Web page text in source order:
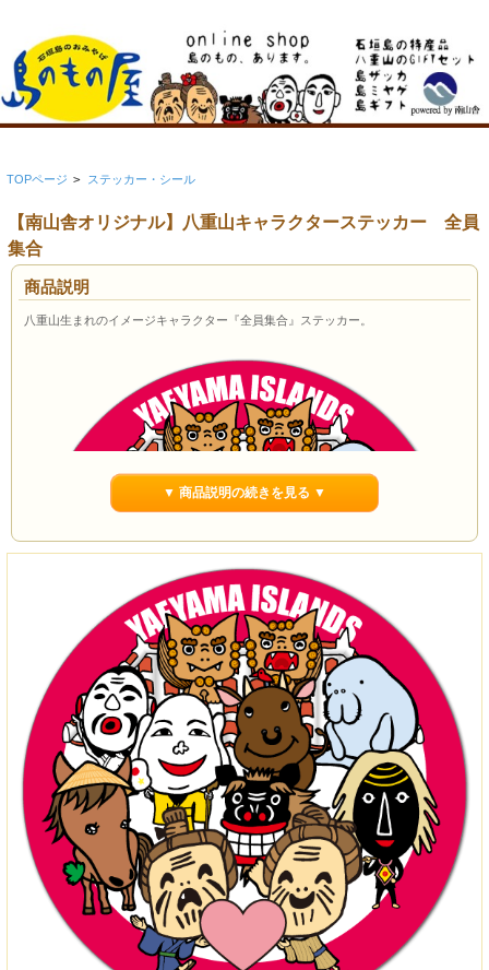
TOPページ > ステッカー・シール
【南山舎オリジナル】八重山キャラクターステッカー 全員
集合
商品説明
八重山生まれのイメージキャラクター『全員集合』ステッカー。
サイズは直径90mm
▼ 商品説明の続きを見る ▼